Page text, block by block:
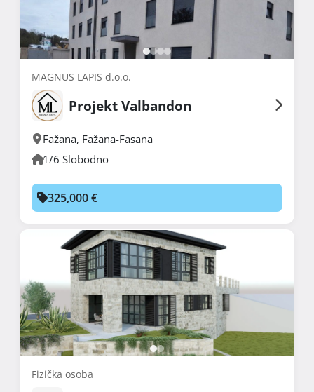
MAGNUS LAPIS d.o.o.
Projekt Valbandon
Fažana, Fažana-Fasana
1/6 Slobodno
325,000 €
Fizička osoba